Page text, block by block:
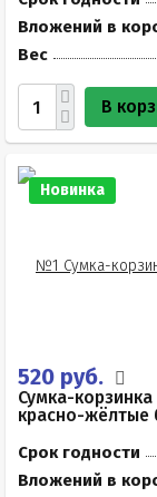
Вложений в
Вес
В
Новинка
520 руб.
Сумка-
красно-жёлтые
Срок годности
Вложений в